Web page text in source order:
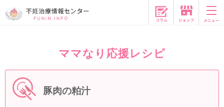
コラム
ママなり応援レシピ
豚肉の粕汁